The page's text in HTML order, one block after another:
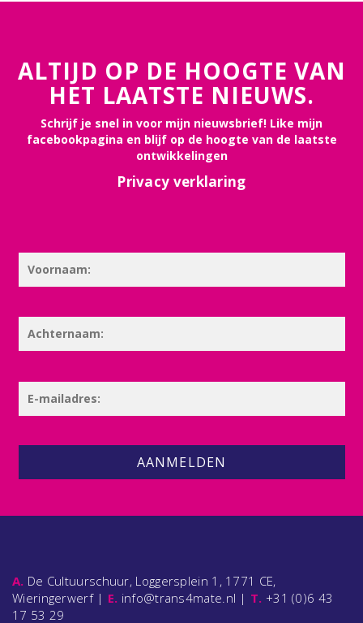
ALTIJD OP DE HOOGTE VAN
HET LAATSTE NIEUWS.
Schrijf je snel in voor mijn nieuwsbrief! Like mijn
facebookpagina en blijf op de hoogte van de laatste
ontwikkelingen
Privacy verklaring
AANMELDEN
A. De Cultuurschuur, Loggersplein 1, 1771 CE,
Wieringerwerf | E. info@trans4mate.nl | T. +31 (0)6 43
17 53 29